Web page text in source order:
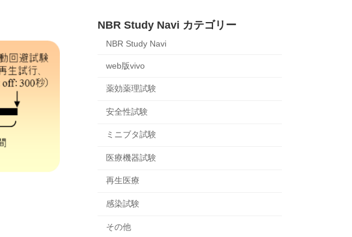
NBR Study Navi カテゴリー
NBR Study Navi
web版vivo
薬効薬理試験
安全性試験
ミニブタ試験
医療機器試験
再生医療
感染試験
その他